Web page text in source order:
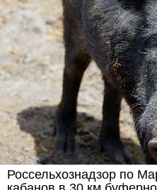
Россельхознадзор по